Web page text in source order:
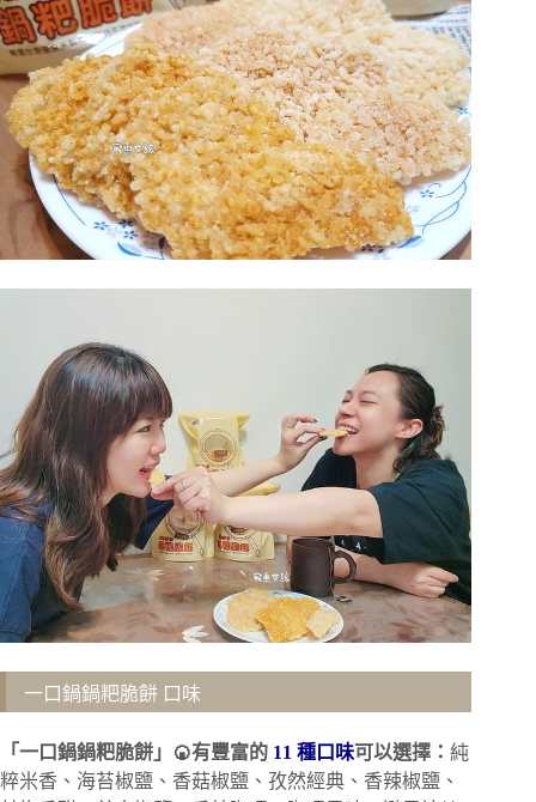
一口鍋鍋粑脆餅 口味
「一口鍋鍋粑脆餅」🍘有豐富的 11 種口味可以選擇： 純
粹米香、海苔椒鹽、香菇椒鹽、孜然經典、香辣椒鹽、